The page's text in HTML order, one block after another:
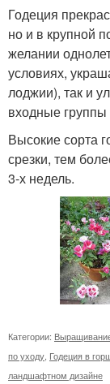
Годеция
но и в крупной
желании
условиях,
лоджии), так и
входные группы
Высокие сорта
срезки, тем
3-х недель.
Категории:
по уходу, Годеция в
ландшафтном дизайне